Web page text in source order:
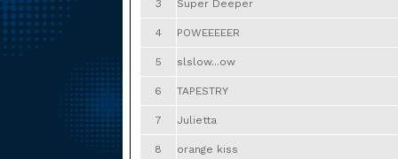
3 Super Deeper
4 POWEEEEER
5 slslow...ow
6 TAPESTRY
7 Julietta
8 orange kiss